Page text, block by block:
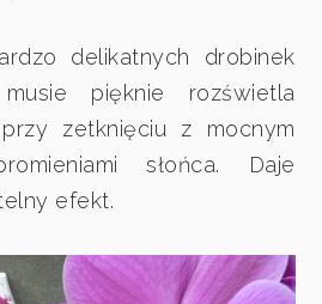
delikatnych drobinek
pięknie rozświetla
zetknięciu z mocnym
słońca. Daje
efekt.